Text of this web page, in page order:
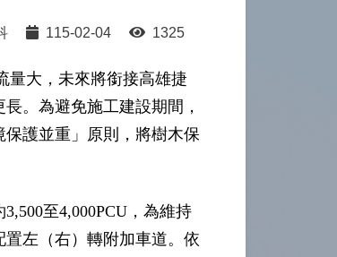
115-02-04 1325
量大，未來將銜接高雄捷
。為避免施工建設期間，
護並重」原則，將樹木保
至4,000PCU，為維持
左（右）轉附加車道。依